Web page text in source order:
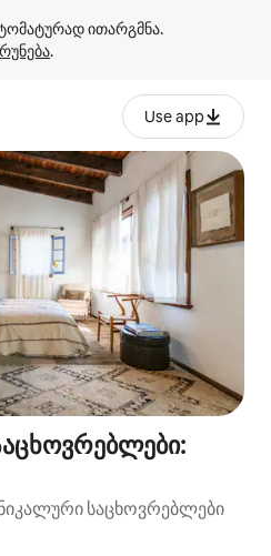
.
Use app
საცხოვრებლები